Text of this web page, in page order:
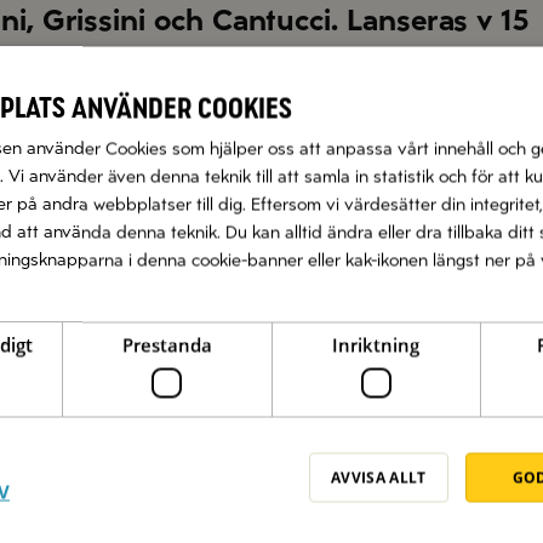
Grissini och Cantucci. Lanseras v 15
och nu kommer Zeta Glutenfri med tre
mandelskorpor. De två förstnämnda är bakade på
Cantucci, har man använt majsstärkelse,
på aperitivobrickan. Crostini toppade med en smakrik
med ost eller charkuterier. Grissini passar dessutom
är perfekt med den lilla espresson som avslutar
ca 49,90 kr och finns i butiker hos Ica, Coop och Citygross.
kostar ca 54,90 kr och finns i butiker hos Ica och Coop
400 g kostar ca 26,90 kr och finns i butiker hos Ica,
400 g kostar ca 26,90 och finns i butiker hos Ica, Coop,
använder cookies
använder Cookies som hjälper oss att anpassa vårt innehåll och
Vi använder även denna teknik till att samla in statistik och för att
på andra webbplatser till dig. Eftersom vi värdesätter din
att använda denna teknik. Du kan alltid ändra eller dra tillbaka ditt
i denna cookie-banner eller kak-ikonen längst ner på
Prestanda Inriktning
AVVISA ALLT